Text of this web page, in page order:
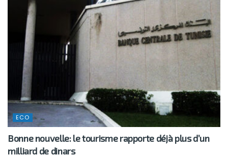
ECO
Bonne nouvelle: le tourisme rapporte déjà plus d’un
milliard de dinars